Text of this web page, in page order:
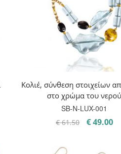
Κολιέ, σύνθεση στοιχείων
στο χρώμα του νερού
SB-Ν-LUX-001
€61.50
Original
€49.00Η